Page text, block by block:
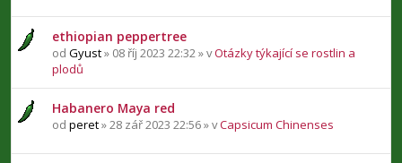
ethiopian peppertree
od Gyust» 08 říj 2023 22:32 » vOtázky týkající se rostlin a
plodů
Habanero Maya red
od peret» 28 zář 2023 22:56 » vCapsicum Chinenses